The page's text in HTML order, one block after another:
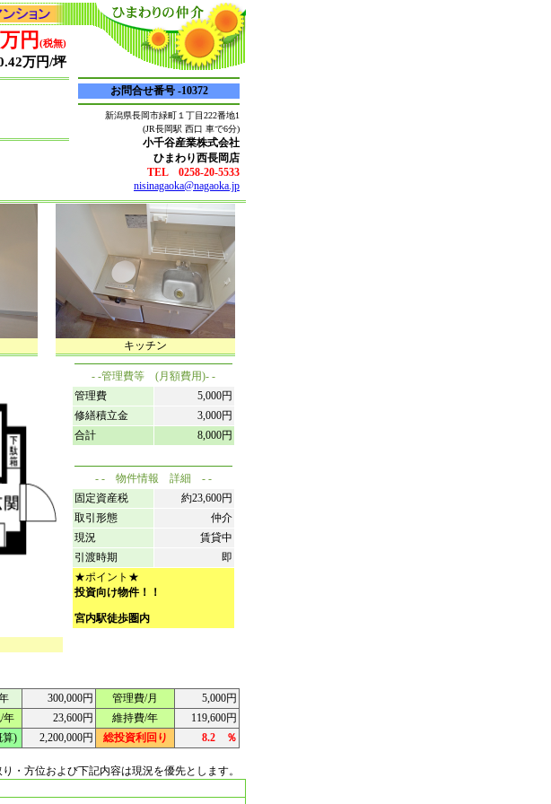
円 (税無)
万円/坪
お問合せ番号 -10372
新潟県長岡市緑町１丁目222番地1
(JR長岡駅 西口 車で6分)
小千谷産業株式会社
ひまわり西長岡店
TEL 0258-20-5533
nisinagaoka@nagaoka.jp
キッチン
- -管理費等 (月額費用)- -
管理費
5,000円
修繕積立金
3,000円
合計
8,000円
- - 物件情報 詳細 - -
固定資産税
約23,600円
取引形態
仲介
現況
賃貸中
引渡時期
即
★ポイント★
投資向け物件！！
宮内駅徒歩圏内
300,000円 管理費/月
5,000円
年 23,600円 維持費/年
119,600円
算) 2,200,000円 総投資利回り 8.2 ％
・方位および下記内容は現況を優先とします。